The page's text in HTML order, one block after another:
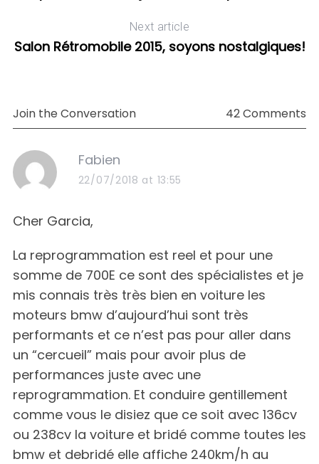
Next article
Salon Rétromobile 2015, soyons nostalgiques!
Join the Conversation 42 Comments
s
a
s
Fabien
22/07/2018 at 13:55
Cher Garcia,
La reprogrammation est reel et pour une
somme de 700E ce sont des spécialistes et je
mis connais très très bien en voiture les
moteurs bmw d’aujourd’hui sont très
performants et ce n’est pas pour aller dans
un “cercueil” mais pour avoir plus de
performances juste avec une
reprogrammation. Et conduire gentillement
comme vous le disiez que ce soit avec 136cv
ou 238cv la voiture et bridé comme toutes les
bmw et debridé elle affiche 240km/h au